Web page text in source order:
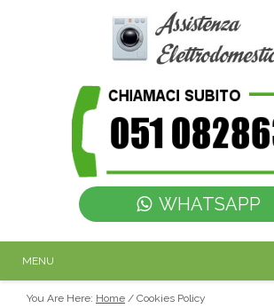
WHATSAPP
MENU
You Are Here: Home / Cookies Policy